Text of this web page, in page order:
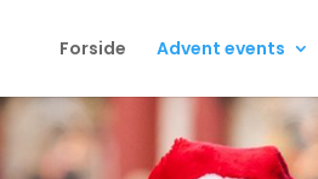
Forside Advent events